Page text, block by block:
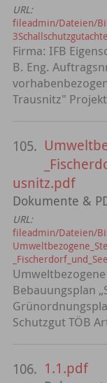
URL:
fileadmin/Dateien/
Firma: IFB
B. Eng.
Trausnitz"
105.
usnitz.pdf
Dokumente &
URL:
fileadmin/Dateien/
Bebauungsplan
Schutzgut TÖB
106. 1.1.pdf